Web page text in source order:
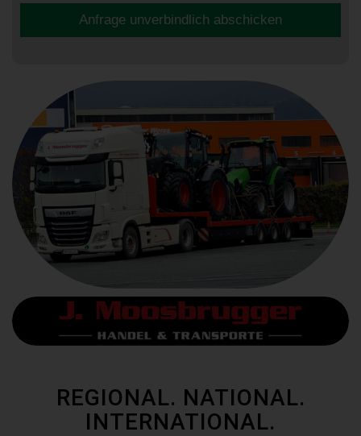
Anfrage unverbindlich abschicken
REGIONAL. NATIONAL.
INTERNATIONAL.